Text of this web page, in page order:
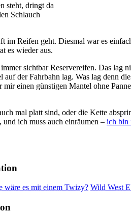
steht, dringt da
Schlauch
im Reifen geht. Diesmal war es
es wieder aus.
sichtbar Reservereifen. Das
der Fahrbahn lag. Was lag denn
einen günstigen Mantel ohne
mal platt sind, oder die Kette
und ich muss auch einräumen – ich bin
wäre es mit einem Twizy? Wild West